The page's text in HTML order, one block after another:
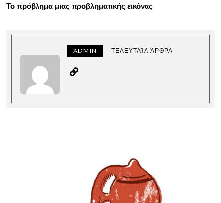
Το πρόβλημα μιας προβληματικής εικόνας
ADMIN ΤΕΛΕΥΤΑΊΑ ΆΡΘΡΑ